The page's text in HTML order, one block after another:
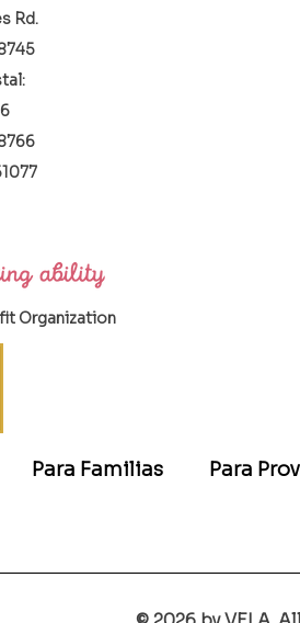
Rd.
Organization
Para Familias Para